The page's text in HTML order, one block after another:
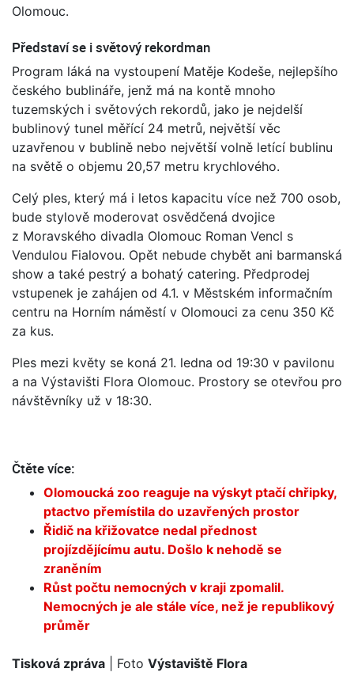
Olomouc.
Představí se i světový rekordman
Program láká na vystoupení Matěje Kodeše, nejlepšího
českého bublináře, jenž má na kontě mnoho
tuzemských i světových rekordů, jako je nejdelší
bublinový tunel měřící 24 metrů, největší věc
uzavřenou v bublině nebo největší volně letící bublinu
na světě o objemu 20,57 metru krychlového.
Celý ples, který má i letos kapacitu více než 700 osob,
bude stylově moderovat osvědčená dvojice
z Moravského divadla Olomouc Roman Vencl s
Vendulou Fialovou. Opět nebude chybět ani barmanská
show a také pestrý a bohatý catering. Předprodej
vstupenek je zahájen od 4.1. v Městském informačním
centru na Horním náměstí v Olomouci za cenu 350 Kč
za kus.
Ples mezi květy se koná 21. ledna od 19:30 v pavilonu
a na Výstavišti Flora Olomouc. Prostory se otevřou pro
návštěvníky už v 18:30.
Čtěte více:
Olomoucká zoo reaguje na výskyt ptačí chřipky,
ptactvo přemístila do uzavřených prostor
Řidič na křižovatce nedal přednost
projízdějícímu autu. Došlo k nehodě se
zraněním
Růst počtu nemocných v kraji zpomalil.
Nemocných je ale stále více, než je republikový
průměr
Tisková zpráva | Foto Výstaviště Flora